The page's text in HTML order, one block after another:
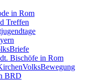
in Rom
Treffen
Bischöfe in Rom
BRD